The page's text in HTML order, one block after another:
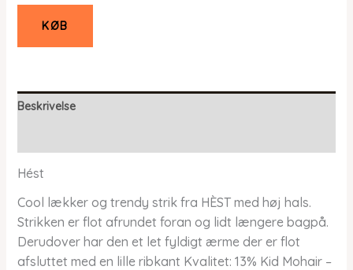
KØB
Beskrivelse
Hést
Cool lækker og trendy strik fra HÈST med høj hals.
Strikken er flot afrundet foran og lidt længere bagpå.
Derudover har den et let fyldigt ærme der er flot
afsluttet med en lille ribkant Kvalitet: 13% Kid Mohair –